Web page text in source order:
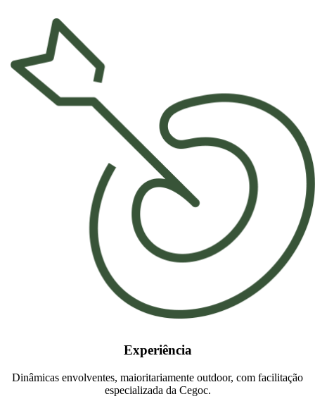
Experiência
Dinâmicas envolventes, maioritariamente outdoor, com facilitação
especializada da Cegoc.